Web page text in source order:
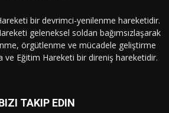
bir devrimci-yenilenme hareketidir.
geleneksel soldan bağımsızlaşarak
örgütlenme ve mücadele geliştirme
ve Eğitim Hareketi bir direniş hareketidir.
TAKIP EDIN